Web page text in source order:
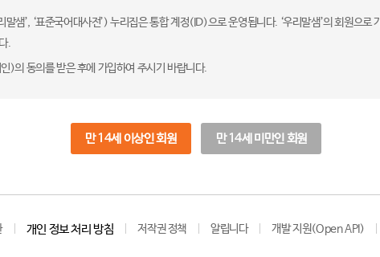
샘’, ‘표준국어대사전’) 누리집은 통합 계정(ID)으로 운영됩니다. ‘우리말샘’의 회원으
.
)의 동의를 받은 후에 가입하여 주시기 바랍니다.
만 14세 이상인 회원 만 14세 미만인 회원
개인 정보 처리 방침 저작권 정책 알립니다 개발 지원(Open API)